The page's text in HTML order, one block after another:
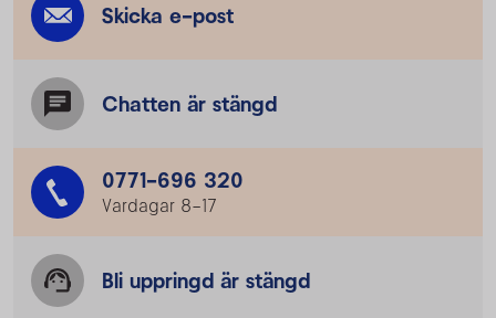
Skicka e-post
Chatten är stängd
0771-696 320
Vardagar 8–17
Bli uppringd är stängd